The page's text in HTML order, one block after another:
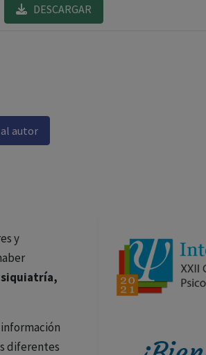
DESCARGAR
autor
y
diferentes